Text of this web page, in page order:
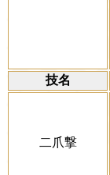
技名
二爪撃